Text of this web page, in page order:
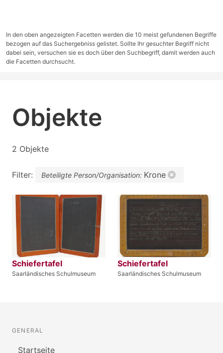
In den oben angezeigten Facetten werden die 10 meist gefundenen Begriffe
bezogen auf das Suchergebniss gelistet. Sollte Ihr gesuchter Begriff nicht
dabei sein, versuchen sie es doch über den Suchbegriff, damit werden auch
die Facetten durchsucht.
Objekte
2 Objekte
Filter: Beteiligte Person/Organisation: Krone
Schiefertafel
Saarländisches Schulmuseum
Schiefertafel
Saarländisches Schulmuseum
GENERAL
Startseite